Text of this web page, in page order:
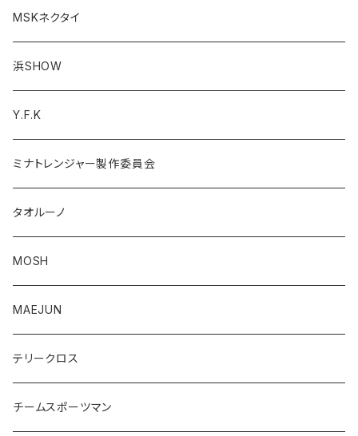
MSKネクタイ
浜SHOW
Y.F.K
ミナトレンジャー製作委員会
タオルーノ
MOSH
MAEJUN
テリークロス
チームスポーツマン